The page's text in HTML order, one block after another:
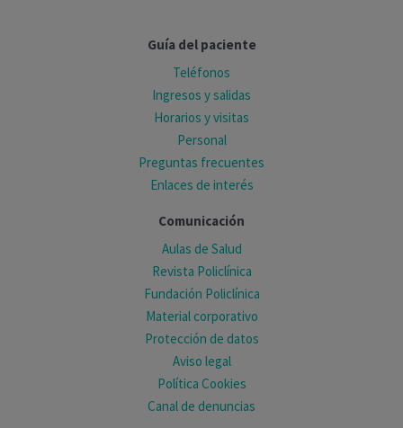
Guía del paciente
Teléfonos
Ingresos y salidas
Horarios y visitas
Personal
Preguntas frecuentes
Enlaces de interés
Comunicación
Aulas de Salud
Revista Policlínica
Fundación Policlínica
Material corporativo
Protección de datos
Aviso legal
Política Cookies
Canal de denuncias